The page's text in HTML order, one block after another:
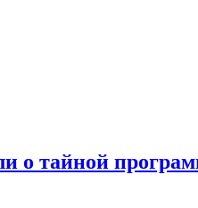
о тайной